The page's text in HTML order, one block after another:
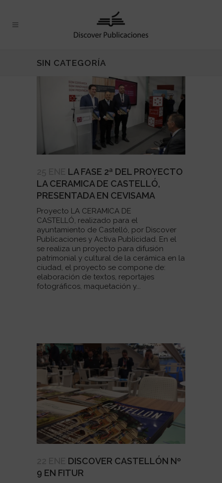
SIN CATEGORÍA
LA FASE 2ª DEL PROYECTO
LA CERAMICA DE CASTELLÓ,
PRESENTADA EN CEVISAMA
Proyecto LA CERAMICA DE
CASTELLÓ, realizado para el
ayuntamiento de Castelló, por Discover
Publicaciones y Activa Publicidad. En el
se realiza un proyecto para difusión
patrimonial y cultural de la cerámica en la
ciudad, el proyecto se compone de:
elaboración de textos, reportajes
fotográficos, maquetación y...
DISCOVER CASTELLÓN Nº
9 EN FITUR